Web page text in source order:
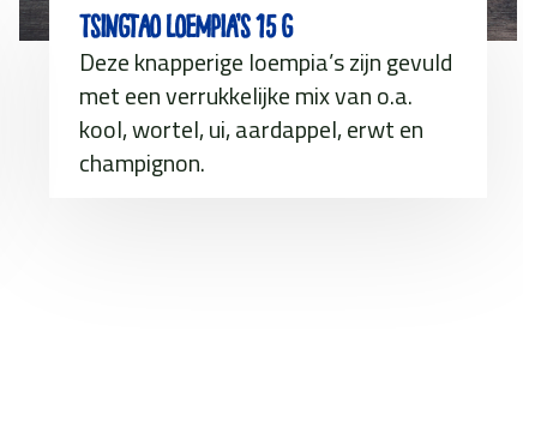
Tsingtao Loempia’s 15 g
Deze knapperige loempia’s zijn gevuld
met een verrukkelijke mix van o.a.
kool, wortel, ui, aardappel, erwt en
champignon.